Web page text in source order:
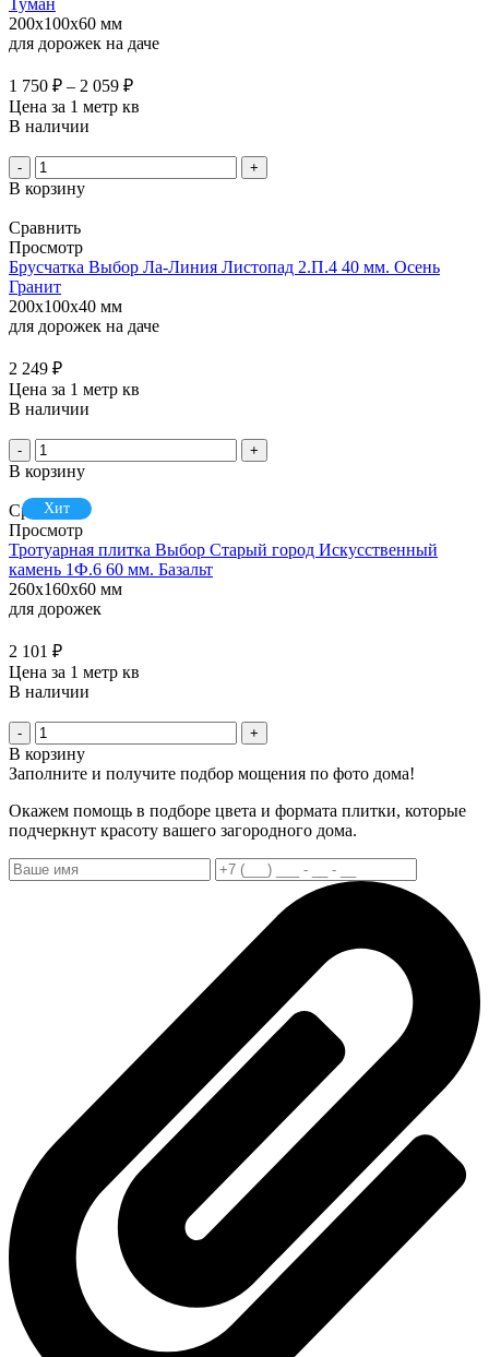
200x100x60 мм
для дорожек на даче
1 750 ₽ – 2 059 ₽
Цена за 1 метр кв
В наличии
- +
В корзину
Сравнить
Просмотр
Брусчатка Выбор Ла-Линия Листопад 2.П.4 40 мм. Осень
Гранит
200x100x40 мм
для дорожек на даче
2 249 ₽
Цена за 1 метр кв
В наличии
- +
В корзину
Хит
Сравнить
Просмотр
Тротуарная плитка Выбор Старый город Искусственный
камень 1Ф.6 60 мм. Базальт
260x160x60 мм
для дорожек
2 101 ₽
Цена за 1 метр кв
В наличии
- +
В корзину
Заполните и получите подбор мощения по фото дома!
Окажем помощь в подборе цвета и формата плитки, которые
подчеркнут красоту вашего загородного дома.